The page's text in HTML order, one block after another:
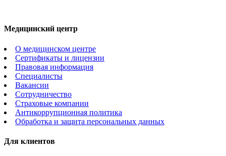
Медицинский центр
О медицинском центре
Сертификаты и лицензии
Правовая информация
Специалисты
Вакансии
Сотрудничество
Страховые компании
Антикоррупционная политика
Обработка и защита персональных данных
Для клиентов